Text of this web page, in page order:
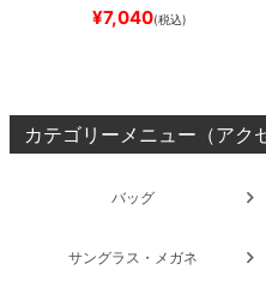
ブランク（DSM）
ード スケボー
¥7,040(税込)
カテゴリーメニュー（アク
バッグ
サングラス・メガネ